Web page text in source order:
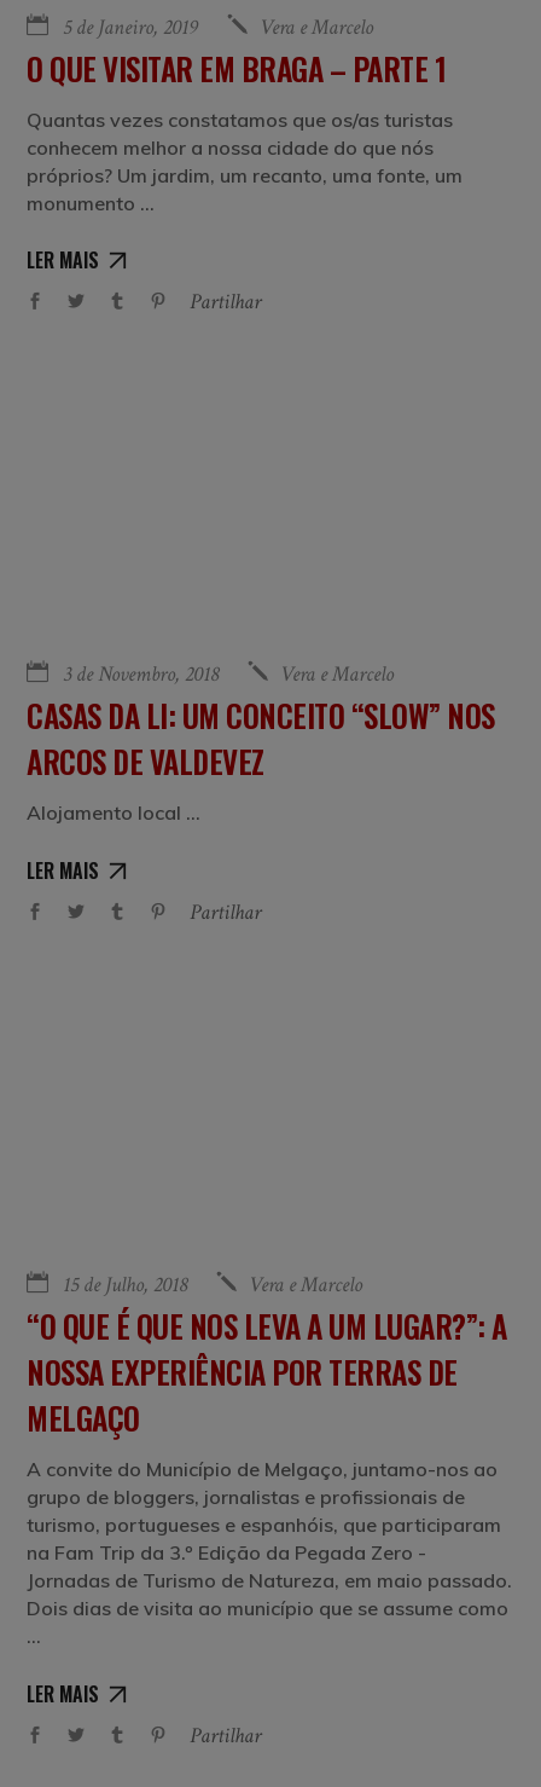
5 de Janeiro, 2019 Vera e Marcelo
O QUE VISITAR EM BRAGA – PARTE 1
Quantas vezes constatamos que os/as turistas
conhecem melhor a nossa cidade do que nós
próprios? Um jardim, um recanto, uma fonte, um
monumento
LER MAIS
Partilhar
3 de Novembro, 2018 Vera e Marcelo
CASAS DA LI: UM CONCEITO “SLOW” NOS
ARCOS DE VALDEVEZ
Alojamento local
LER MAIS
Partilhar
15 de Julho, 2018 Vera e Marcelo
“O QUE É QUE NOS LEVA A UM LUGAR?”: A
NOSSA EXPERIÊNCIA POR TERRAS DE
MELGAÇO
A convite do Município de Melgaço, juntamo-nos ao
grupo de bloggers, jornalistas e profissionais de
turismo, portugueses e espanhóis, que participaram
na Fam Trip da 3.º Edição da Pegada Zero -
Jornadas de Turismo de Natureza, em maio passado.
Dois dias de visita ao município que se assume como
LER MAIS
Partilhar